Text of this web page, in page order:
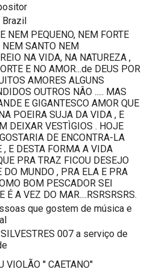
NEM PEQUENO, NEM FORTE
NEM SANTO NEM
NA VIDA, NA NATUREZA ,
E NO AMOR...de DEUS POR
AMORES ALGUNS
OUTROS NÂO ..... MAS
E GIGANTESCO AMOR QUE
POEIRA SUJA DA VIDA , E
DEIXAR VESTÌGIOS . HOJE
DE ENCONTRA-LA
, E DESTA FORMA A VIDA
PRA TRAZ FICOU DESEJO
DO MUNDO , PRA ELA E PRA
BOM PESCADOR SEI
É A VEZ DO MAR....RSRSRSRS.
que gostem de música e
SILVESTRES 007 a serviço de
VIOLÃO '' CAETANO''